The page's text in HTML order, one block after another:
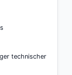
technischer